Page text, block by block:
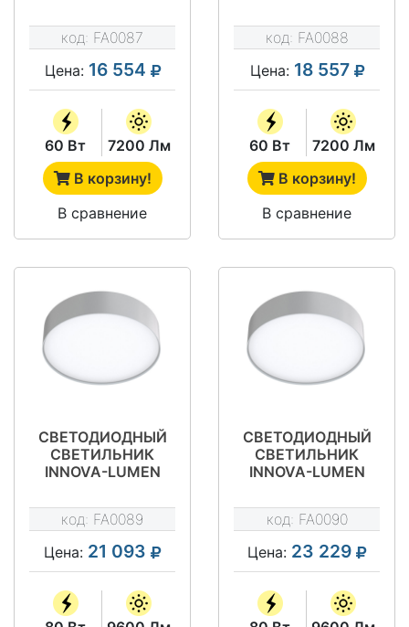
код: FA0087
Цена: 16 554
60 Вт
7200 Лм
В корзину!
В сравнение
код: FA0088
Цена: 18 557
60 Вт
7200 Лм
В корзину!
В сравнение
СВЕТОДИОДНЫЙ
СВЕТИЛЬНИК
INNOVA-LUMEN
код: FA0089
Цена: 21 093
СВЕТОДИОДНЫЙ
СВЕТИЛЬНИК
INNOVA-LUMEN
код: FA0090
Цена: 23 229